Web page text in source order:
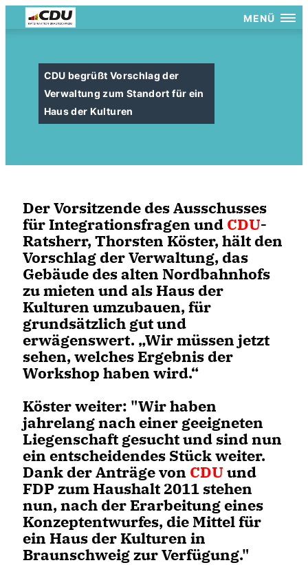
MENÜ
CDU begrüßt Vorschlag der
Verwaltung zum Standort für ein
Haus der Kulturen
Der Vorsitzende des Ausschusses
für Integrationsfragen und CDU-
Ratsherr, Thorsten Köster, hält den
Vorschlag der Verwaltung, das
Gebäude des alten Nordbahnhofs
zu mieten und als Haus der
Kulturen umzubauen, für
grundsätzlich gut und
erwägenswert. „Wir müssen jetzt
sehen, welches Ergebnis der
Workshop haben wird.“
Köster weiter: "Wir haben
jahrelang nach einer geeigneten
Liegenschaft gesucht und sind nun
ein entscheidendes Stück weiter.
Dank der Anträge von CDUund
FDP zum Haushalt 2011 stehen
nun, nach der Erarbeitung eines
Konzeptentwurfes, die Mittel für
ein Haus der Kulturen in
Braunschweig zur Verfügung."